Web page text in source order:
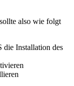
also wie folgt
die Installation des